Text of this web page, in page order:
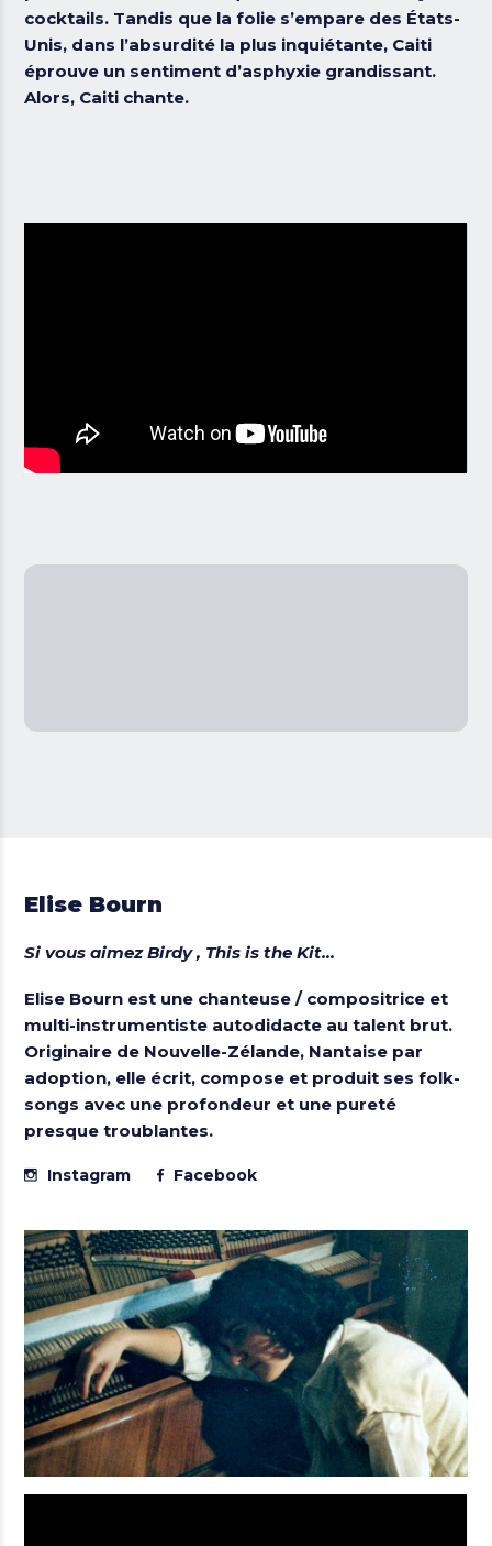
cocktails. Tandis que la folie s’empare des États-
Unis, dans l’absurdité la plus inquiétante, Caiti
éprouve un sentiment d’asphyxie grandissant.
Alors, Caiti chante.
Elise Bourn
Si vous aimez Birdy , This is the Kit...
Elise Bourn est une chanteuse / compositrice et
multi-instrumentiste autodidacte au talent brut.
Originaire de Nouvelle-Zélande, Nantaise par
adoption, elle écrit, compose et produit ses folk-
songs avec une profondeur et une pureté
presque troublantes.
Instagram Facebook